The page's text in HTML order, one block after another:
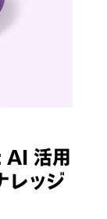
AI 活用
レッジ